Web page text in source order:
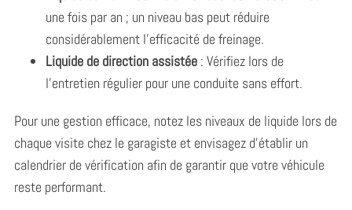
une fois par an ; un niveau bas peut réduire
considérablement l’efficacité de freinage.
Liquide de direction assistée: Vérifiez lors de
l’entretien régulier pour une conduite sans effort.
Pour une gestion efficace, notez les niveaux de liquide lors de
chaque visite chez le garagiste et envisagez d’établir un
calendrier de vérification afin de garantir que votre véhicule
reste performant.